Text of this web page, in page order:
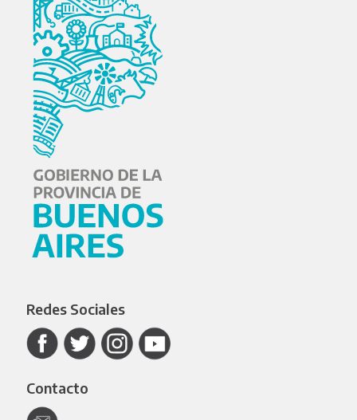
Redes Sociales
Contacto